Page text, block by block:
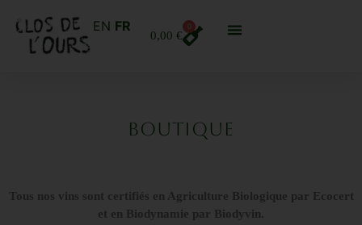
0,00 €
EN FR
boutique
Tous nos vins sont certifiés en Agriculture Biologique par Ecocert
et en Biodynamie par Biodyvin.